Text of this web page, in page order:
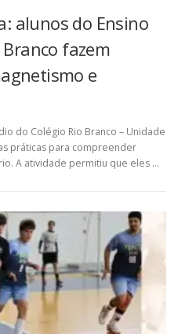
alunos do Ensino
fazem
e
do Colégio Rio Branco – Unidade
práticas para compreender
A atividade permitiu que eles …